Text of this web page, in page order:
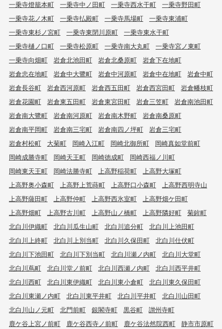
一乗寺燈籠本町 一乗寺中ノ田町 一乗寺西水干町
一乗寺野田町
一乗寺花ノ木町
一乗寺払殿町 一乗寺馬場町
一乗寺東浦町
一乗寺東杉ノ宮町
一乗寺東閉川原町
一乗寺東水干町
一乗寺樋ノ口町
一乗寺松原町 一乗寺南大丸町
一乗寺宮ノ東町
一乗寺向畑町
岩倉北池田町 岩倉北桑原町
岩倉下在地町
岩倉忠在地町
岩倉中大鷺町 岩倉中河原町 岩倉中在地町
岩倉中町
岩倉長谷町
岩倉西河原町 岩倉西五田町 岩倉西宮田町
岩倉幡枝町
岩倉花園町
岩倉東五田町 岩倉東宮田町 岩倉三笠町
岩倉南池田町
岩倉南大鷺町
岩倉南河原町 岩倉南木野町
岩倉南桑原町
岩倉南平岡町
岩倉南三宅町 岩倉南四ノ坪町
岩倉三宅町
岩倉村松町
大菊町 岡崎入江町 岡崎北御所町
岡崎真如堂前町
岡崎成勝寺町
岡崎天王町 岡崎徳成町
岡崎西福ノ川町
岡崎東天王町
岡崎法勝寺町 上高野稲荷町
上高野大塚町
上高野奥小森町
上高野上荒蒔町 上高野口小森町
上高野西明寺山
上高野薩田町
上高野仲町 上高野西氷室町
上高野畑ケ田町
上高野畑町
上高野古川町 上高野山ノ橋町 上高野隣好町
菊鉾町
北白川伊織町
北白川瓜生山町 北白川追分町
北白川上池田町
北白川上終町
北白川上別当町 北白川久保田町
北白川仕伏町
北白川下池田町
北白川下別当町 北白川瀬ノ内町
北白川大堂町
北白川蔦町
北白川堂ノ前町 北白川西瀬ノ内町
北白川西平井町
北白川西町
北白川東伊織町 北白川東小倉町
北白川東久保田町
北白川東瀬ノ内町
北白川東平井町 北白川平井町
北白川山田町
北白川山ノ元町
北門前町 銀閣寺町 黒谷町
讃州寺町
鹿ケ谷上宮ノ前町
鹿ケ谷西寺ノ前町 鹿ケ谷法然院西町
静市市原町